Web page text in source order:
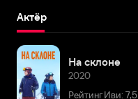
Актёр
На склоне
2020
Рейтинг Иви: 7,5